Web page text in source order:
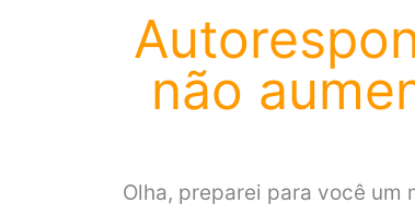
não
Olha, preparei para você um